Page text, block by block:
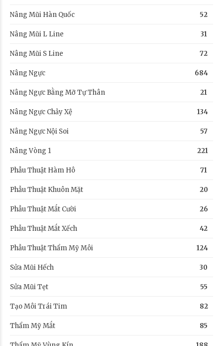
Nâng Mũi Hàn Quốc 52
Nâng Mũi L Line 31
Nâng Mũi S Line 72
Nâng Ngực 684
Nâng Ngực Bằng Mỡ Tự Thân 21
Nâng Ngực Chảy Xệ 134
Nâng Ngực Nội Soi 57
Nâng Vòng 1 221
Phẫu Thuật Hàm Hô 71
Phẫu Thuật Khuôn Mặt 20
Phẫu Thuật Mắt Cười 26
Phẫu Thuật Mắt Xếch 42
Phẫu Thuật Thẩm Mỹ Môi 124
Sửa Mũi Hếch 30
Sửa Mũi Tẹt 55
Tạo Môi Trái Tim 82
Thẩm Mỹ Mắt 85